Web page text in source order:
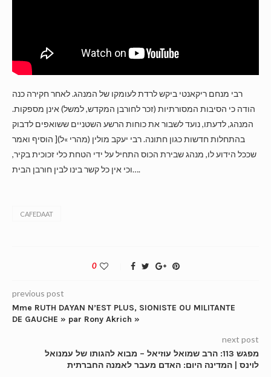
רבי מנחם ריקאנטי ביקש לרדת לעומקו של המנהג. לאחר חקירה כנה
הודה כי הסיבות המסורתיות (זכר לחורבן המקדש, למשל) אינן מספקות.
המנהג, לדעתו, נועד לשבור את כוחות הרשע השטניים ששואפים לדבוק
בהתחלות חדשות כגון חתונה. רבי יעקב מולין (מהרי »ל)[ הוסיף ואמר
שככל הידוע לו, מנהג שבירת הכוס התחיל על ידי הטחת כלי זכוכית בקיר,
וכי אין כל קשר בינו לבין חורבן הבית….
CAFEDAAT
0
previous post
Mme RUTH DAYAN N’EST PLUS, SIONISTE OU MILITANTE
DE GAUCHE » par Rony Akrich »
next post
מפגש 113: הרב שמואל עוזיאל – מבוא להגותו של עמנואל
לוינס | המדינה היום: האדם מעבר לאמנה החברתית